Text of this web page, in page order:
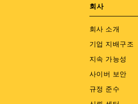
Footer
menu
회사
회사 소개
기업 지배구조
지속 가능성
사이버 보안
규정 준수